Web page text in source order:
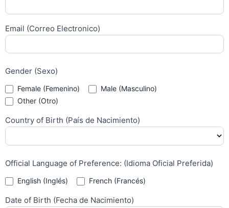
Email (Correo Electronico)
Gender (Sexo)
Female (Femenino)
Male (Masculino)
Other (Otro)
Country of Birth (País de Nacimiento)
Official Language of Preference: (Idioma Oficial Preferida)
English (Inglés) French (Francés)
Date of Birth (Fecha de Nacimiento)